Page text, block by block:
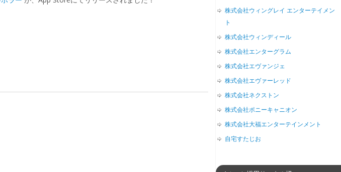
株式会社ウィングレイ エンターテイメン
ト
株式会社ウィンディール
株式会社エンターグラム
株式会社エヴァンジェ
株式会社エヴァーレッド
株式会社ネクストン
株式会社ポニーキャニオン
株式会社大福エンターテインメント
自宅すたじお